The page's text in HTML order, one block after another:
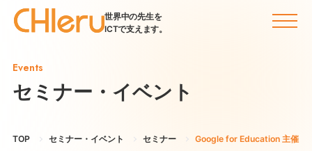
世界中の先生を
ICTで支えます。
Events
セミナー・イベント
TOP セミナー・イベント セミナー Google for Education 主催